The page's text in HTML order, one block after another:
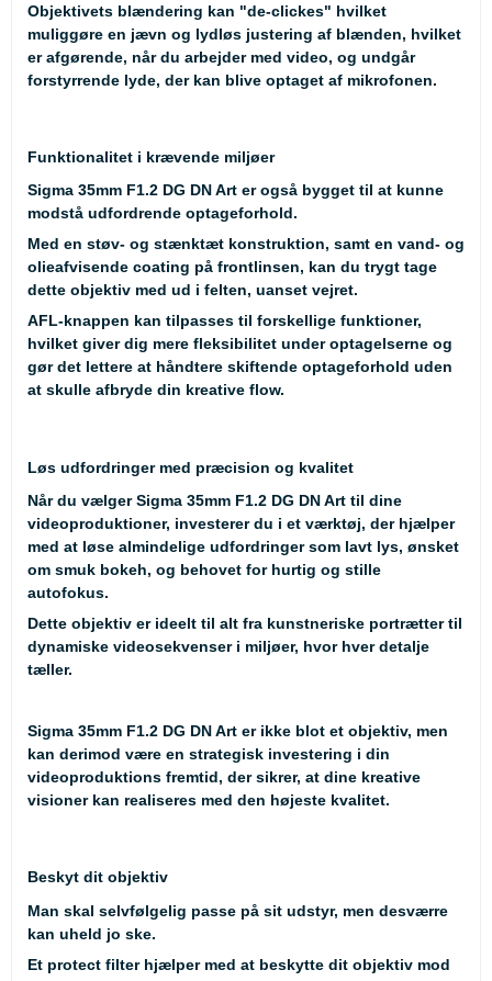
Objektivets blændering kan "de-clickes" hvilket
muliggøre en jævn og lydløs justering af blænden, hvilket
er afgørende, når du arbejder med video, og undgår
forstyrrende lyde, der kan blive optaget af mikrofonen.
Funktionalitet i krævende miljøer
Sigma 35mm F1.2 DG DN Art er også bygget til at kunne
modstå udfordrende optageforhold.
Med en støv- og stænktæt konstruktion, samt en vand- og
olieafvisende coating på frontlinsen, kan du trygt tage
dette objektiv med ud i felten, uanset vejret.
AFL-knappen kan tilpasses til forskellige funktioner,
hvilket giver dig mere fleksibilitet under optagelserne og
gør det lettere at håndtere skiftende optageforhold uden
at skulle afbryde din kreative flow.
Løs udfordringer med præcision og kvalitet
Når du vælger Sigma 35mm F1.2 DG DN Art til dine
videoproduktioner, investerer du i et værktøj, der hjælper
med at løse almindelige udfordringer som lavt lys, ønsket
om smuk bokeh, og behovet for hurtig og stille
autofokus.
Dette objektiv er ideelt til alt fra kunstneriske portrætter til
dynamiske videosekvenser i miljøer, hvor hver detalje
tæller.
Sigma 35mm F1.2 DG DN Art er ikke blot et objektiv, men
kan derimod være en strategisk investering i din
videoproduktions fremtid, der sikrer, at dine kreative
visioner kan realiseres med den højeste kvalitet.
Beskyt dit objektiv
Man skal selvfølgelig passe på sit udstyr, men desværre
kan uheld jo ske.
Et protect filter hjælper med at beskytte dit objektiv mod